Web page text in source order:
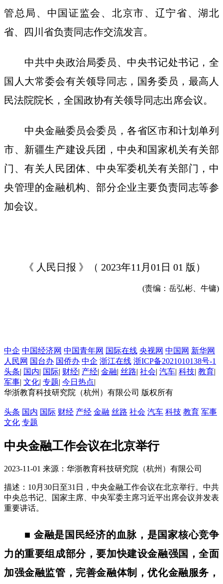
管总局、中国证监会、北京市、辽宁省、湖北
省、四川省负责同志作交流发言。
中共中央政治局委员、中央书记处书记，全
国人大常委会有关领导同志，国务委员，最高人
民法院院长，全国政协有关领导同志出席会议。
中央金融委员会委员，各省区市和计划单列
市、新疆生产建设兵团，中央和国家机关有关部
门、有关人民团体、中央军委机关有关部门，中
央管理的金融机构、部分企业主要负责同志等参
加会议。
《 人民日报 》（ 2023年11月01日 01 版）
(责编：岳弘彬、牛镛)
中企 中国经济网 中国青年网 国际在线 央视网 中国网 新华网
人民网 国台办 国侨办 中企 浙江在线 浙ICP备2021010138号-1
头条| 国内| 国际| 财经| 产经| 金融| 丝路| 社会| 汽车| 科技| 教育|
军事| 文化| 专题| 今日热点|
华浙教育科技研究院（杭州）有限公司 版权所有
头条 国内 国际 财经 产经 金融 丝路 社会 汽车 科技 教育 军事
文化 专题
中央金融工作会议在北京举行
2023-11-01 来源：华浙教育科技研究院（杭州）有限公司
描述：10月30日至31日，中央金融工作会议在北京举行。中共
中央总书记、国家主席、中央军委主席习近平出席会议并发表
重要讲话。
■ 金融是国民经济的血脉，是国家核心竞争
力的重要组成部分，要加快建设金融强国，全面
加强金融监管，完善金融体制，优化金融服务，